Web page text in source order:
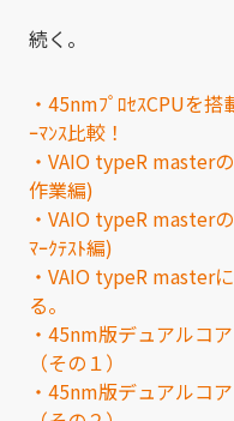
続く。
・45nmﾌﾟﾛｾｽCPUを
ｰﾏﾝｽ比較！
・VAIO typeR master
作業編)
・VAIO typeR master
ﾏｰｸﾃｽﾄ編)
・VAIO typeR master
る。
・45nm版デュアルコ
（その１）
・45nm版デュアルコ